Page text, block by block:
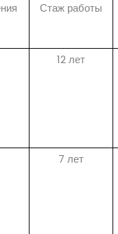
Стаж работы
12 лет
7 лет